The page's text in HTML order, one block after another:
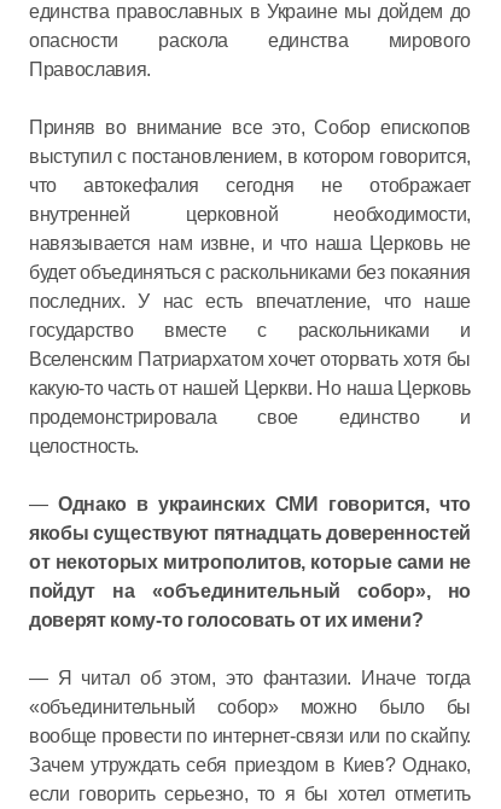
единства православных в Украине мы дойдем до
опасности раскола единства мирового
Православия.
Приняв во внимание все это, Собор епископов
выступил с постановлением, в котором говорится,
что автокефалия сегодня не отображает
внутренней церковной необходимости,
навязывается нам извне, и что наша Церковь не
будет объединяться с раскольниками без покаяния
последних. У нас есть впечатление, что наше
государство вместе с раскольниками и
Вселенским Патриархатом хочет оторвать хотя бы
какую-то часть от нашей Церкви. Но наша Церковь
продемонстрировала свое единство и
целостность.
— Однако в украинских СМИ говорится, что
якобы существуют пятнадцать доверенностей
от некоторых митрополитов, которые сами не
пойдут на «объединительный собор», но
доверят кому-то голосовать от их имени?
— Я читал об этом, это фантазии. Иначе тогда
«объединительный собор» можно было бы
вообще провести по интернет-связи или по скайпу.
Зачем утруждать себя приездом в Киев? Однако,
если говорить серьезно, то я бы хотел отметить